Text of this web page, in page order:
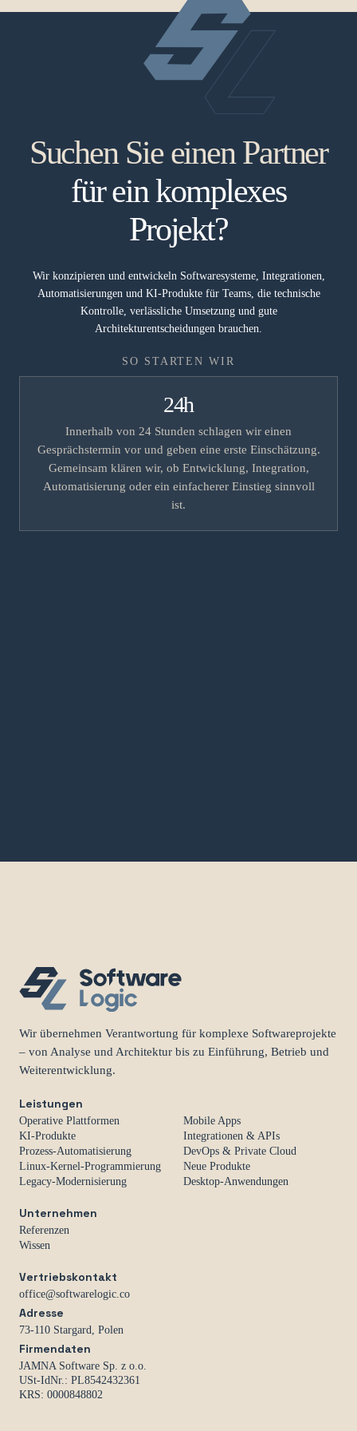
Suchen Sie einen Partner
für ein komplexes
Projekt?
Wir konzipieren und entwickeln Softwaresysteme, Integrationen,
Automatisierungen und KI-Produkte für Teams, die technische
Kontrolle, verlässliche Umsetzung und gute
Architekturentscheidungen brauchen.
SO STARTEN WIR
24h
Innerhalb von 24 Stunden schlagen wir einen
Gesprächstermin vor und geben eine erste Einschätzung.
Gemeinsam klären wir, ob Entwicklung, Integration,
Automatisierung oder ein einfacherer Einstieg sinnvoll
ist.
Wir übernehmen Verantwortung für komplexe Softwareprojekte
– von Analyse und Architektur bis zu Einführung, Betrieb und
Weiterentwicklung.
Leistungen
Operative Plattformen
Mobile Apps
KI-Produkte
Integrationen & APIs
Prozess-Automatisierung
DevOps & Private Cloud
Linux-Kernel-Programmierung
Neue Produkte
Legacy-Modernisierung
Desktop-Anwendungen
Unternehmen
Referenzen
Wissen
Vertriebskontakt
office@softwarelogic.co
Adresse
73-110 Stargard, Polen
Firmendaten
JAMNA Software Sp. z o.o.
USt-IdNr.: PL8542432361
KRS: 0000848802